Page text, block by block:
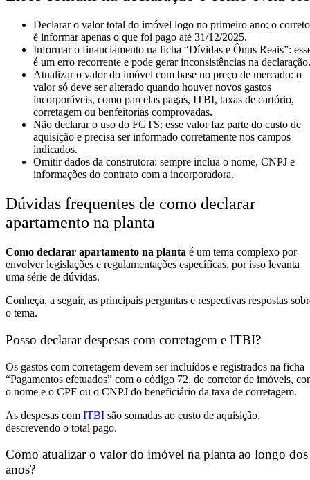
Declarar o valor total do imóvel logo no primeiro ano: o correto
é informar apenas o que foi pago até 31/12/2025.
Informar o financiamento na ficha “Dívidas e Ônus Reais”:
é um erro recorrente e pode gerar inconsistências na declaração.
Atualizar o valor do imóvel com base no preço de mercado: o
valor só deve ser alterado quando houver novos gastos
incorporáveis, como parcelas pagas, ITBI, taxas de cartório,
corretagem ou benfeitorias comprovadas.
Não declarar o uso do FGTS: esse valor faz parte do custo de
aquisição e precisa ser informado corretamente nos campos
indicados.
Omitir dados da construtora: sempre inclua o nome, CNPJ e
informações do contrato com a incorporadora.
Dúvidas frequentes de como declarar
apartamento na planta
Como declarar apartamento na planta é um tema complexo por
envolver legislações e regulamentações específicas, por isso levanta
uma série de dúvidas.
Conheça, a seguir, as principais perguntas e respectivas respostas
o tema.
Posso declarar despesas com corretagem e ITBI?
Os gastos com corretagem devem ser incluídos e registrados na ficha
“Pagamentos efetuados” com o código 72, de corretor de imóveis,
o nome e o CPF ou o CNPJ do beneficiário da taxa de corretagem.
As despesas com ITBI são somadas ao custo de aquisição,
descrevendo o total pago.
Como atualizar o valor do imóvel na planta ao longo dos
anos?